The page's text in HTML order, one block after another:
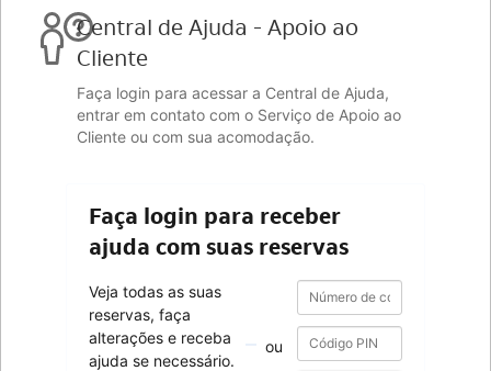
Central de Ajuda - Apoio ao
Cliente
Faça login para acessar a Central de Ajuda,
entrar em contato com o Serviço de Apoio ao
Cliente ou com sua acomodação.
Faça login para receber
ajuda com suas reservas
Veja todas as suas
reservas, faça
alterações e receba
ajuda se necessário.
ou
Número
de
confirmação
Número
confirmação